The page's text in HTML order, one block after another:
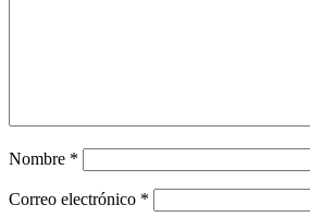
Nombre *
Correo electrónico *